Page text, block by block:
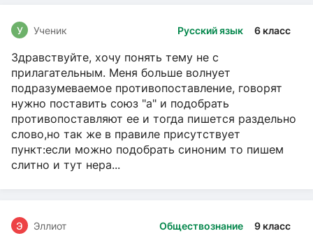
Русский язык 6 класс
У Ученик
Здравствуйте, хочу понять тему не с
прилагательным. Меня больше волнует
подразумеваемое противопоставление, говорят
нужно поставить союз "а" и подобрать
противопоставляют ее и тогда пишется раздельно
слово,но так же в правиле присутствует
пункт:если можно подобрать синоним то пишем
слитно и тут нера...
Обществознание 9 класс
Э Эллиот